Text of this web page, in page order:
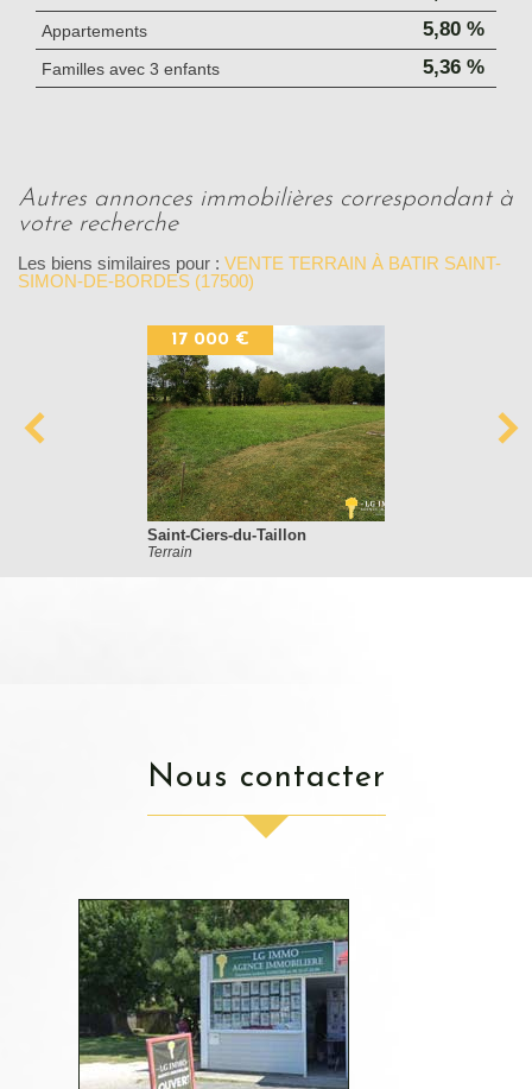
Appartements 5,80 %
Familles avec 3 enfants 5,36 %
autres annonces immobilières correspondant à
votre recherche
Les biens similaires pour : VENTE TERRAIN À BATIR SAINT-
SIMON-DE-BORDES (17500)
17 000 €
Saint-Ciers-du-Taillon
Terrain
nous contacter